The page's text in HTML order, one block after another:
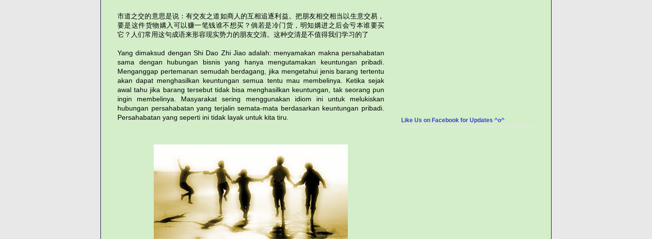
市道之交的意思是说：有交友之道如商人的互相追逐利益。把朋友相交相当以生意交易，
要是这件货物媾入可以赚一笔钱谁不想买？倘若是冷门货，明知媾进之后会亏本谁要买
它？人们常用这句成语来形容现实势力的朋友交清。这种交清是不值得我们学习的了
Yang dimaksud dengan Shi Dao Zhi Jiao adalah: menyamakan makna persahabatan
sama dengan hubungan bisnis yang hanya mengutamakan keuntungan pribadi.
Menganggap pertemanan semudah berdagang, jika mengetahui jenis barang tertentu
akan dapat menghasilkan keuntungan semua tentu mau membelinya. Ketika sejak
awal tahu jika barang tersebut tidak bisa menghasilkan keuntungan, tak seorang pun
ingin membelinya. Masyarakat sering menggunakan idiom ini untuk melukiskan
hubungan persahabatan yang terjalin semata-mata berdasarkan keuntungan pribadi.
Persahabatan yang seperti ini tidak layak untuk kita tiru.
Like Us on Facebook for Updates ^o^